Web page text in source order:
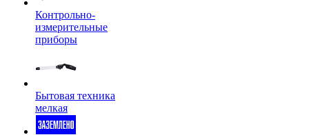
Контрольно-
измерительные
приборы
Бытовая техника
мелкая